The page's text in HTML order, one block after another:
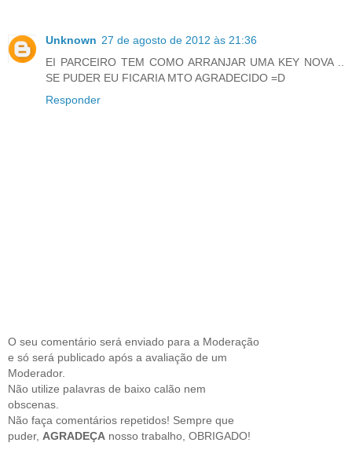
Unknown 27 de agosto de 2012 às 21:36
EI PARCEIRO TEM COMO ARRANJAR UMA KEY NOVA ..
SE PUDER EU FICARIA MTO AGRADECIDO =D
Responder
O seu comentário será enviado para a Moderação
e só será publicado após a avaliação de um
Moderador.
Não utilize palavras de baixo calão nem
obscenas.
Não faça comentários repetidos! Sempre que
puder, AGRADEÇA nosso trabalho, OBRIGADO!